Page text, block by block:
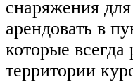
снаряжения
арендовать в
которые всегда
территории